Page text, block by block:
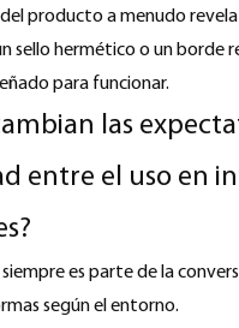
del producto a menudo
sello hermético o un borde
para funcionar.
las
entre el uso en
siempre es parte de la
según el entorno.